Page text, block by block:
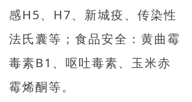
感H5、H7、新城疫、传染性
法氏囊等；食品安全：黄曲霉
毒素B1、呕吐毒素、玉米赤
霉烯酮等。